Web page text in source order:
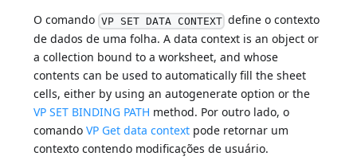
O comando VP SET DATA CONTEXT define o contexto
de dados de uma folha. A data context is an object or
a collection bound to a worksheet, and whose
contents can be used to automatically fill the sheet
cells, either by using an autogenerate option or the
VP SET BINDING PATH method. Por outro lado, o
comandoVP Get data context pode retornar um
contexto contendo modificações de usuário.